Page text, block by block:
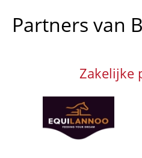
Partners van
Zakelijke
Afbeelding